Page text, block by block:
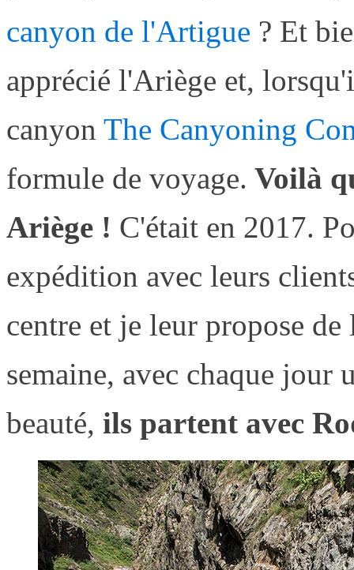
canyon de l'Artigue ? Et
apprécié l'Ariège et,
canyon The Canyoning
formule de voyage. Voilà
Ariège ! C'était en 2017.
expédition avec leurs
centre et je leur propose
semaine, avec chaque
beauté, ils partent avec